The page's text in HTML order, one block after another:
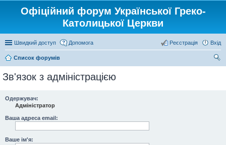
Офіційний форум Української Греко-
Католицької Церкви
Швидкий доступ Допомога Вхід
Реєстрація
Список форумів
Зв'язок з адміністрацією
Одержувач:
Адміністратор
Ваша адреса email:
Ваше ім'я: